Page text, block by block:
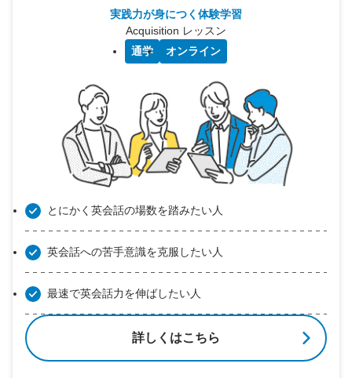
実践力が身につく体験学習
Acquisition レッスン
通学
オンライン
とにかく英会話の場数を踏みたい人
英会話への苦手意識を克服したい人
最速で英会話力を伸ばしたい人
詳しくはこちら